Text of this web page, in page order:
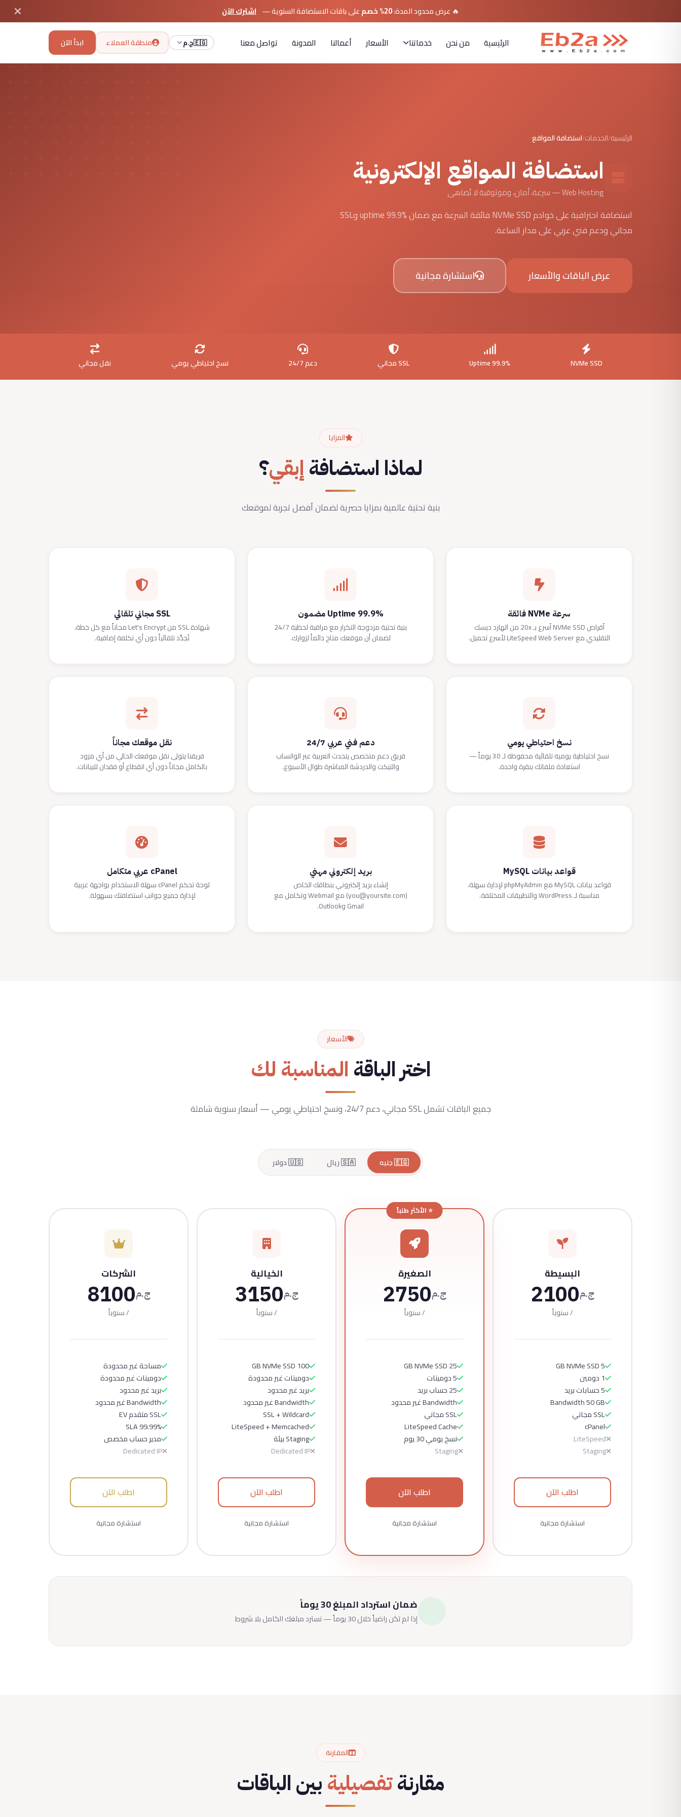
🔥 عرض محدود المدة:20% خصم على باقات الاستضافة السنوية — اشترك الآن
الرئيسية من نحن خدماتنا الأسعار أعمالنا المدونة تواصل معنا 🇪🇬ج.م منطقة العملاء ابدأ الآن
الرئيسية/الخدمات/استضافة المواقع
استضافة المواقع الإلكترونية
Web Hosting — سرعة، أمان، وموثوقية لا تُضاهى
استضافة احترافية على خوادم NVMe SSD فائقة السرعة مع ضمان uptime 99.9% وSSL
مجاني ودعم فني عربي على مدار الساعة.
عرض الباقات والأسعار استشارة مجانية
NVMe SSD
Uptime 99.9% SSL مجاني دعم 24/7 نسخ احتياطي يومي نقل مجاني
المزايا
لماذا استضافةإبقي؟
بنية تحتية عالمية بمزايا حصرية لضمان أفضل تجربة لموقعك
سرعة NVMe فائقة
أقراص NVMe SSD أسرع بـ 20x من الهارد ديسك
التقليدي مع LiteSpeed Web Server لأسرع تحميل.
Uptime 99.9% مضمون
بنية تحتية مزدوجة التكرار مع مراقبة لحظية 24/7
لضمان أن موقعك متاح دائماً لزوارك.
SSL مجاني تلقائي
شهادة SSL من Let's Encrypt مجاناً مع كل خطة،
تُجدَّد تلقائياً دون أي تكلفة إضافية.
نسخ احتياطي يومي
نسخ احتياطية يومية تلقائية محفوظة لـ 30 يوماً —
استعادة ملفاتك بنقرة واحدة.
دعم فني عربي 24/7
فريق دعم متخصص يتحدث العربية عبر الواتساب
والتيكت والدردشة المباشرة طوال الأسبوع.
نقل موقعك مجاناً
فريقنا يتولى نقل موقعك الحالي من أي مزود
بالكامل مجاناً دون أي انقطاع أو فقدان للبيانات.
قواعد بيانات MySQL
قواعد بيانات MySQL مع phpMyAdmin لإدارة سهلة،
مناسبة لـ WordPress والتطبيقات المختلفة.
بريد إلكتروني مهني
إنشاء بريد إلكتروني بنطاقك الخاص
(you@yoursite.com) مع Webmail وتكامل مع
Gmail وOutlook.
cPanel عربي متكامل
لوحة تحكم cPanel سهلة الاستخدام بواجهة عربية
لإدارة جميع جوانب استضافتك بسهولة.
الأسعار
اختر الباقة المناسبة لك
جميع الباقات تشمل SSL مجاني، دعم 24/7، ونسخ احتياطي يومي — أسعار سنوية شاملة
🇪🇬 جنيه 🇸🇦 ريال 🇺🇸 دولار
البسيطة
ج.م2100
/ سنوياً
5 GB NVMe SSD
1 دومين
5 حسابات بريد
Bandwidth 50 GB
SSL مجاني
cPanel
LiteSpeed
Staging
اطلب الآن
استشارة مجانية
⭐ الأكثر طلباً
الصغيرة
ج.م2750
/ سنوياً
25 GB NVMe SSD
5 دومينات
25 حساب بريد
Bandwidth غير محدود
SSL مجاني
LiteSpeed Cache
نسخ يومي 30 يوم
Staging
اطلب الآن
استشارة مجانية
الخيالية
ج.م3150
/ سنوياً
100 GB NVMe SSD
دومينات غير محدودة
بريد غير محدود
Bandwidth غير محدود
SSL + Wildcard
LiteSpeed + Memcached
Staging بيئة
Dedicated IP
اطلب الآن
استشارة مجانية
الشركات
ج.م8100
/ سنوياً
مساحة غير محدودة
دومينات غير محدودة
بريد غير محدود
Bandwidth غير محدود
SSL متقدم EV
SLA 99.99%
مدير حساب مخصص
Dedicated IP
اطلب الآن
استشارة مجانية
ضمان استرداد المبلغ 30 يوماً
إذا لم تكن راضياً خلال 30 يوماً — نسترد مبلغك الكامل بلا شروط
المقارنة
مقارنةتفصيلية بين الباقات